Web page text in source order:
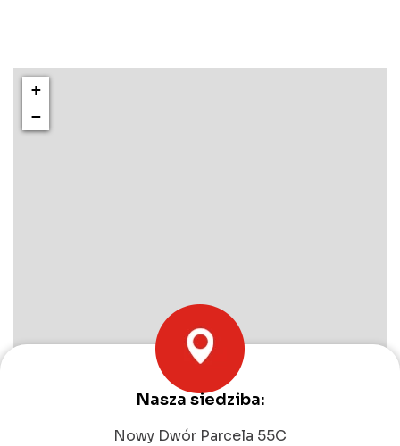
+
−
Nasza siedziba:
Nowy Dwór Parcela 55C